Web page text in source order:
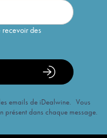
recevoir des
emails de iDealwine. Vous
présent dans chaque message.